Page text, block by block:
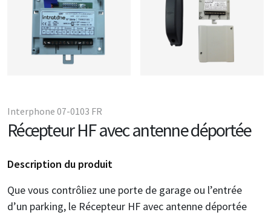
Interphone 07-0103 FR
Récepteur HF avec antenne déportée
Description du produit
Que vous contrôliez une porte de garage ou l’entrée
d’un parking, le Récepteur HF avec antenne déportée